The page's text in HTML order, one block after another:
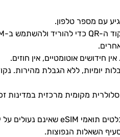
חידושים אוטומטיים, אין חוזים.
השאלות הנפוצות.